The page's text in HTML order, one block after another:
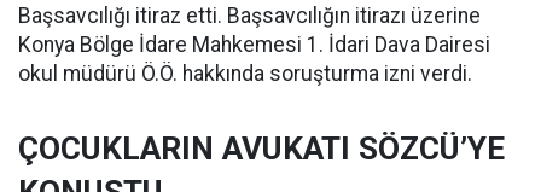
Başsavcılığı itiraz etti. Başsavcılığın itirazı üzerine
Konya Bölge İdare Mahkemesi 1. İdari Dava Dairesi
okul müdürü Ö.Ö. hakkında soruşturma izni verdi.
ÇOCUKLARIN AVUKATI SÖZCÜ’YE